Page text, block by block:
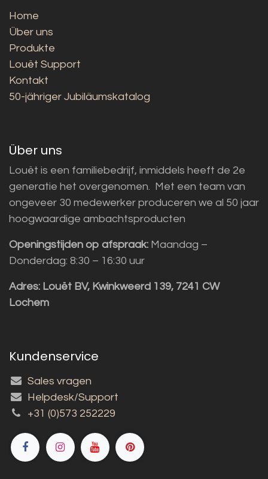
Home
Über uns
Produkte
Louët Support
Kontakt
50-jähriger Jubiläumskatalog
Über uns
Louët is een familiebedrijf, inmiddels heeft de 2e
generatie het overgenomen. Met een team van
ongeveer 30 medewerker produceren we al 50 jaar
hoogwaardige ambachtsproducten
Openingstijden op afspraak: Maandag –
Donderdag: 8:30 – 16:30 uur
Adres: Louët BV, Kwinkweerd 139, 7241 CW
Lochem
Kundenservice
Sales vragen
Helpdesk/Support
+31 (0)573 252229